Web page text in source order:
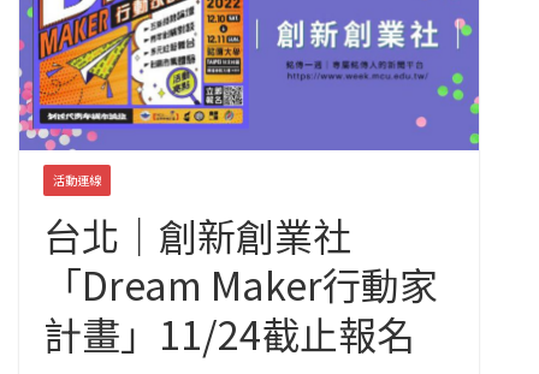
活動連線
台北｜創新創業社
「Dream Maker行動家
計畫」11/24截止報名